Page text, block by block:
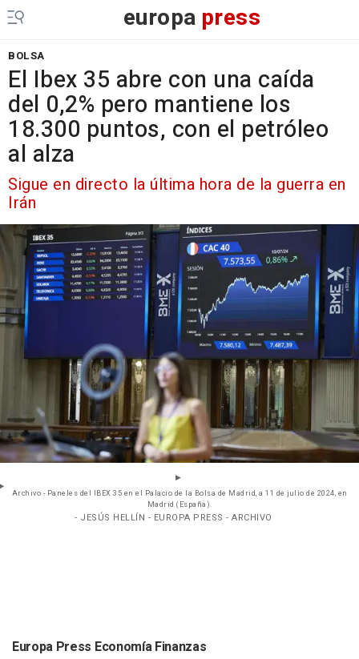
europa press
BOLSA
El Ibex 35 abre con una caída
del 0,2% pero mantiene los
18.300 puntos, con el petróleo
al alza
Sigue en directo la última hora de la guerra en
Irán
Archivo - Paneles del IBEX 35 en el Palacio de la Bolsa de Madrid, a 11 de julio de 2024, en
Madrid (España).
- JESÚS HELLÍN - EUROPA PRESS - ARCHIVO
Europa Press Economía Finanzas